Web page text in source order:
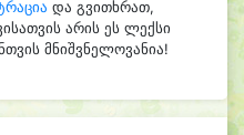
და გვითხრათ,
არის ეს ლექსი
მნიშვნელოვანია!